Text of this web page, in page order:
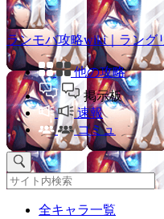
ランモバ攻略wiki｜ラング
他の攻略
掲示板
速報
コミュ
全キャラ一覧